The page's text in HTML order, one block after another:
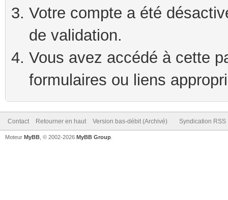
Votre compte a été
de validation.
Vous avez accédé à cette
formulaires ou liens
Contact Retourner en haut Version bas-débit (Archivé) Syndication RSS
Moteur MyBB , © 2002-2026 MyBB Group